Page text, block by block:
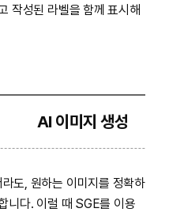
작성된 라벨을 함께 표시해
AI 이미지 생성
도, 원하는 이미지를 정확하
니다. 이럴 때 SGE를 이용